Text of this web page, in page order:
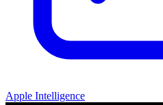
Apple Intelligence